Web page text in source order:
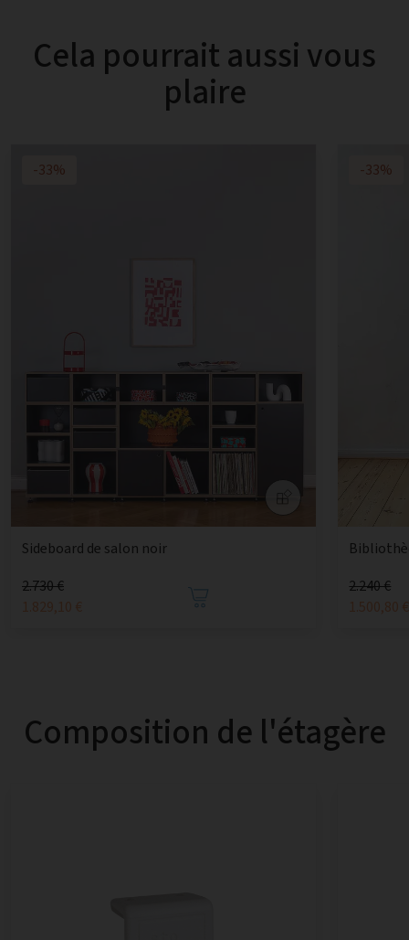
Cela pourrait aussi vous
plaire
-33%
Sideboard de salon noir
2.730 €
1.829,10 €
-33%
2.240 €
1.500,80 €
Composition de l'étagère